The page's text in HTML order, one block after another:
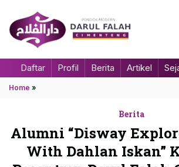
Daftar Profil Berita Artikel
Home »
Berita
Alumni “Disway
With Dahlan Iskan”